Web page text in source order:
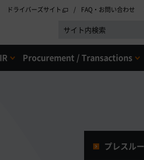
ドライバーズサイト FAQ・お問い合わせ
IR Procurement / Transactions
プレスル